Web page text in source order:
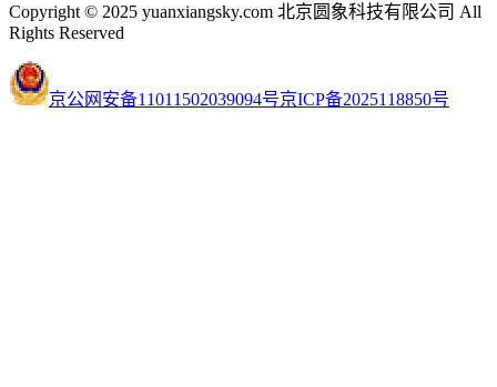
Copyright © 2025 yuanxiangsky.com 北京圆象科技有限公司 All
Rights Reserved
京公网安备11011502039094号京ICP备2025118850号